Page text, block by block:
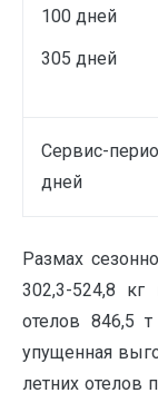
100 дней
305 дней
Сервис-
дней
Размах
302,3-524,8 кг
отелов 846,5
упущенная
летних отелов